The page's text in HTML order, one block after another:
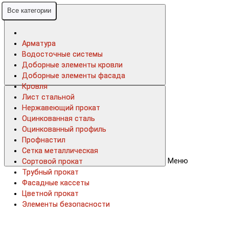
Меню
Все категории
Арматура
Водосточные системы
Доборные элементы кровли
Доборные элементы фасада
Кровля
Лист стальной
Нержавеющий прокат
Оцинкованная сталь
Оцинкованный профиль
Профнастил
Сетка металлическая
Сортовой прокат
Трубный прокат
Фасадные кассеты
Цветной прокат
Элементы безопасности
Все категории
Арматура
Водосточные системы
Доборные элементы кровли
Доборные элементы фасада
Кровля
Лист стальной
Нержавеющий прокат
Оцинкованная сталь
Оцинкованный профиль
Профнастил
Сетка металлическая
Сортовой прокат
Трубный прокат
Фасадные кассеты
Цветной прокат
Элементы безопасности